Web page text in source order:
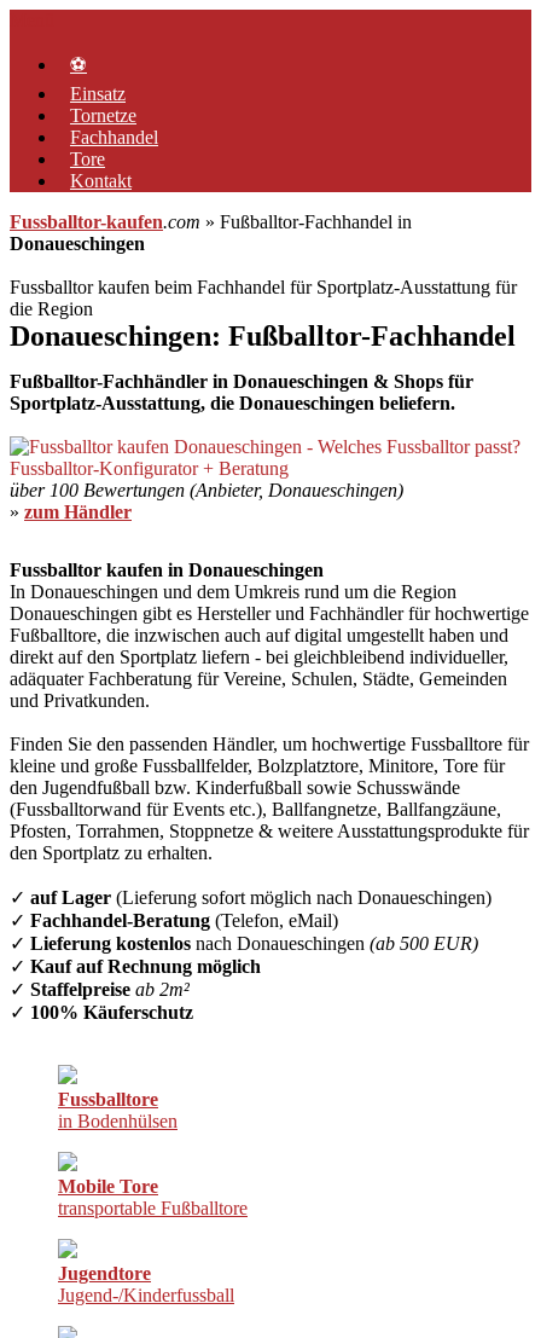
springen⚽
Einsatz
Tornetze
Fachhandel
Tore
Kontakt
Fussballtor-kaufen.com » Fußballtor-Fachhandel in
Donaueschingen
Fussballtor kaufen beim Fachhandel für Sportplatz-Ausstattung für
die Region
Donaueschingen: Fußballtor-Fachhandel
Fußballtor-Fachhändler in Donaueschingen & Shops für
Sportplatz-Ausstattung, die Donaueschingen beliefern.
über 100 Bewertungen (Anbieter, Donaueschingen)
» zum Händler
Fussballtor kaufen in Donaueschingen
In Donaueschingen und dem Umkreis rund um die Region
Donaueschingen gibt es Hersteller und Fachhändler für hochwertige
Fußballtore, die inzwischen auch auf digital umgestellt haben und
direkt auf den Sportplatz liefern - bei gleichbleibend individueller,
adäquater Fachberatung für Vereine, Schulen, Städte, Gemeinden
und Privatkunden.
Finden Sie den passenden Händler, um hochwertige Fussballtore für
kleine und große Fussballfelder, Bolzplatztore, Minitore, Tore für
den Jugendfußball bzw. Kinderfußball sowie Schusswände
(Fussballtorwand für Events etc.), Ballfangnetze, Ballfangzäune,
Pfosten, Torrahmen, Stoppnetze & weitere Ausstattungsprodukte für
den Sportplatz zu erhalten.
✓ auf Lager (Lieferung sofort möglich nach Donaueschingen)
✓ Fachhandel-Beratung (Telefon, eMail)
✓ Lieferung kostenlos nach Donaueschingen (ab 500 EUR)
✓ Kauf auf Rechnung möglich
✓ Staffelpreise ab 2m²
✓ 100% Käuferschutz
Fussballtore
in Bodenhülsen
Mobile Tore
transportable Fußballtore
Jugendtore
Jugend-/Kinderfussball